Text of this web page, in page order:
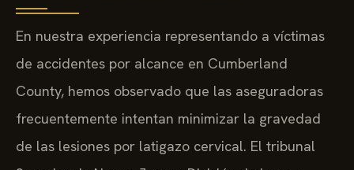
En nuestra experiencia representando a víctimas
de accidentes por alcance en Cumberland
County, hemos observado que las aseguradoras
frecuentemente intentan minimizar la gravedad
de las lesiones por latigazo cervical. El tribunal